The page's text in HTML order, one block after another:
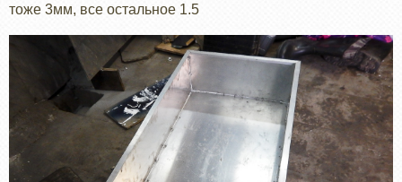
тоже 3мм, все остальное 1.5